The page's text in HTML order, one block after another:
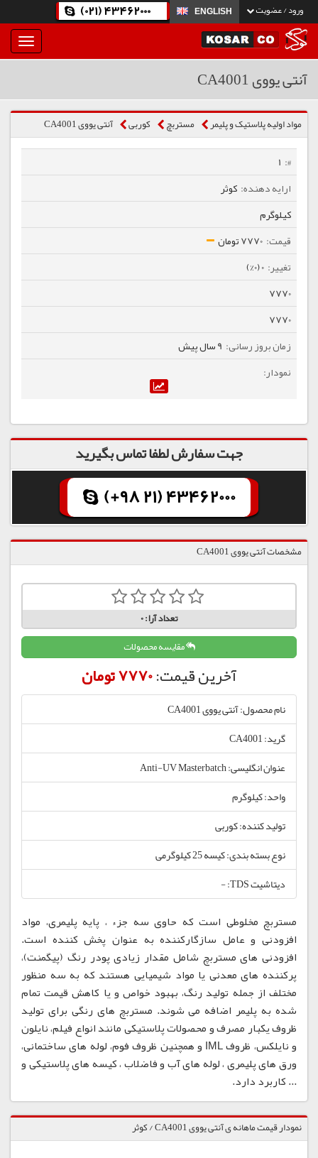
ورود / عضویت ENGLISH
(021) 43462000
بار
و
آنتی یووی CA4001
مواد اولیه پلاستیک و پلیمر مستربچ كوربی آنتی یووی CA4001
1
کوثر
کیلوگرم
7770 تومان
0 (0%)
7770
7770
9 سال پیش
جهت سفارش لطفا تماس بگیرید
(+98 21) 43462000
مشخصات آنتی یووی CA4001
تعداد آرا:0
مقایسه محصولات
آخرین قیمت:7770 تومان
نام محصول: آنتی یووی CA4001
گرید: CA4001
عنوان انگلیسی: Anti-UV Masterbatch
واحد: کیلوگرم
تولید کننده: کوربی
نوع بسته بندی: کیسه 25 کیلوگرمی
دیتاشیت TDS: -
مستربچ مخلوطی است که حاوی سه جزء ، پایه پلیمری، مواد
افزودنی و عامل سازگارکننده به عنوان پخش کننده است.
افزودنی های مستربچ شامل مقدار زیادی پودر رنگ (پیگمنت)،
پرکننده های معدنی یا مواد شیمیایی هستند که به سه منظور
مختلف از جمله تولید رنگ، بهبود خواص و یا کاهش قیمت تمام
شده به پلیمر اضافه می شوند. مستربچ های رنگی برای تولید
ظروف یکبار مصرف و محصولات پلاستیکی مانند انواع فیلم، نایلون
و نایلکس، ظروف IML و همچنین ظروف فوم، لوله های ساختمانی،
ورق های پلیمری ، لوله های آب و فاضلاب ، کیسه های پلاستیکی و
... کاربرد دارد.
نمودار قیمت ماهانه ی آنتی یووی CA4001 / کوثر